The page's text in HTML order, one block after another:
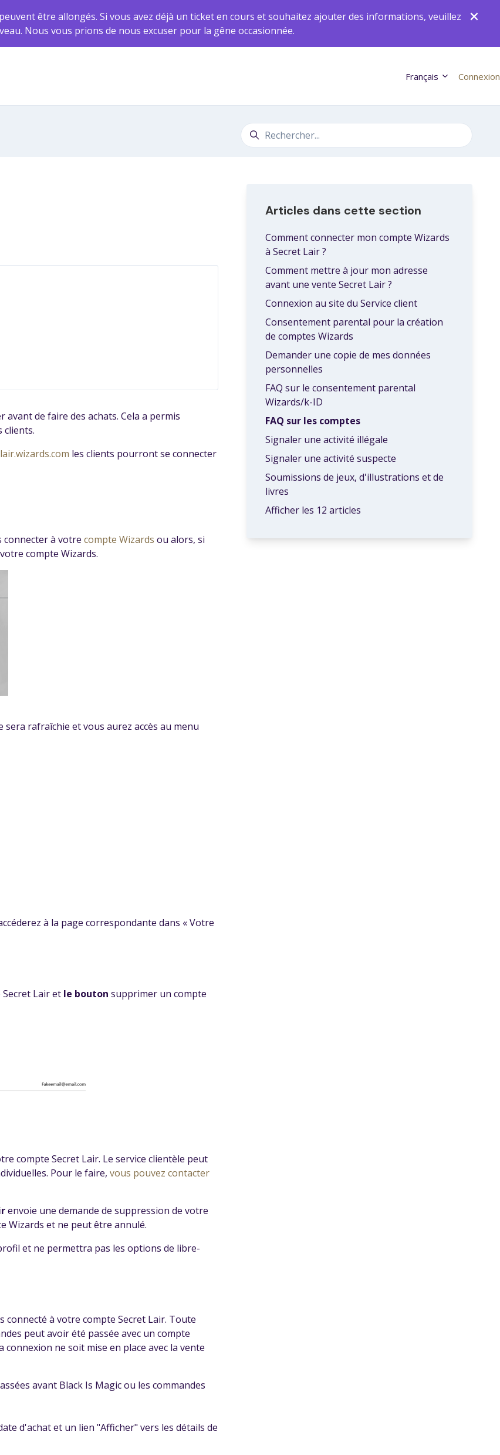
être allongés. Si vous avez déjà un ticket en cours et souhaitez ajouter des informations, veuillez
Nous vous prions de nous excuser pour la gêne occasionnée.
Français Connexion
Recherche
de faire des achats. Cela a permis
clients.
les clients pourront se connecter
connecter à votre compte Wizards ou alors, si
compte Wizards.
rafraîchie et vous aurez accès au menu
à la page correspondante dans « Votre
Lair et le bouton supprimer un compte
compte Secret Lair. Le service clientèle peut
Pour le faire, vous pouvez contacter
envoie une demande de suppression de votre
Wizards et ne peut être annulé.
et ne permettra pas les options de libre-
connecté à votre compte Secret Lair. Toute
peut avoir été passée avec un compte
ne soit mise en place avec la vente
avant Black Is Magic ou les commandes
d'achat et un lien "Afficher" vers les détails de
Articles dans cette section
Comment connecter mon compte Wizards
à Secret Lair ?
Comment mettre à jour mon adresse
avant une vente Secret Lair ?
Connexion au site du Service client
Consentement parental pour la création
de comptes Wizards
Demander une copie de mes données
personnelles
FAQ sur le consentement parental
Wizards/k-ID
FAQ sur les comptes
Signaler une activité illégale
Signaler une activité suspecte
Soumissions de jeux, d'illustrations et de
livres
Afficher les 12 articles